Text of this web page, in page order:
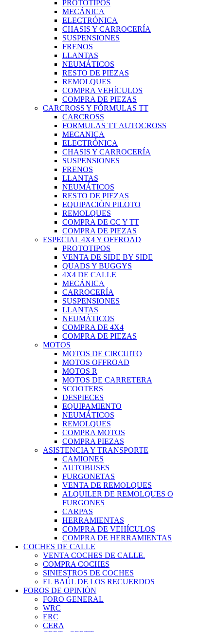
PROTOTIPOS
MECÁNICA
ELECTRÓNICA
CHASIS Y CARROCERÍA
SUSPENSIONES
FRENOS
LLANTAS
NEUMÁTICOS
RESTO DE PIEZAS
REMOLQUES
COMPRA VEHÍCULOS
COMPRA DE PIEZAS
CARCROSS Y FÓRMULAS TT
CARCROSS
FORMULAS TT AUTOCROSS
MECANICA
ELECTRÓNICA
CHASIS Y CARROCERÍA
SUSPENSIONES
FRENOS
LLANTAS
NEUMÁTICOS
RESTO DE PIEZAS
EQUIPACIÓN PILOTO
REMOLQUES
COMPRA DE CC Y TT
COMPRA DE PIEZAS
ESPECIAL 4X4 Y OFFROAD
PROTOTIPOS
VENTA DE SIDE BY SIDE
QUADS Y BUGGYS
4X4 DE CALLE
MECÁNICA
CARROCERÍA
SUSPENSIONES
LLANTAS
NEUMÁTICOS
COMPRA DE 4X4
COMPRA DE PIEZAS
MOTOS
MOTOS DE CIRCUITO
MOTOS OFFROAD
MOTOS R
MOTOS DE CARRETERA
SCOOTERS
DESPIECES
EQUIPAMIENTO
NEUMÁTICOS
REMOLQUES
COMPRA MOTOS
COMPRA PIEZAS
ASISTENCIA Y TRANSPORTE
CAMIONES
AUTOBUSES
FURGONETAS
VENTA DE REMOLQUES
ALQUILER DE REMOLQUES O
FURGONES
CARPAS
HERRAMIENTAS
COMPRA DE VEHÍCULOS
COMPRA DE HERRAMIENTAS
COCHES DE CALLE
VENTA COCHES DE CALLE.
COMPRA COCHES
SINIESTROS DE COCHES
EL BAÚL DE LOS RECUERDOS
FOROS DE OPINIÓN
FORO GENERAL
WRC
ERC
CERA